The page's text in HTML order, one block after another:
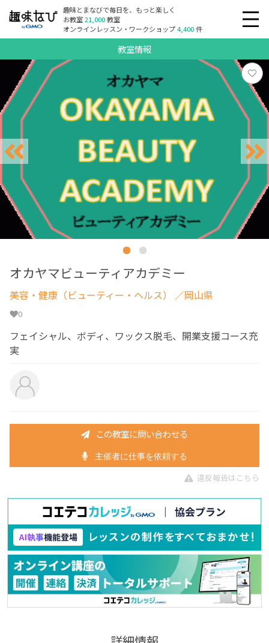
趣味とまなびで毎日を、もっと楽しく
お教室21,000教室
オンラインレッスン・ワークショップ4,400件
教室情報
オカヤマビューティアカデミー
美容・健康（ビューティー・ヘルス） ／岡山県
0
フェイシャル、ボディ、ワックス脱毛、開業支援コース充
実
この教室に問い合わせる
主催者に仕事を依頼する
違反報告はこちら